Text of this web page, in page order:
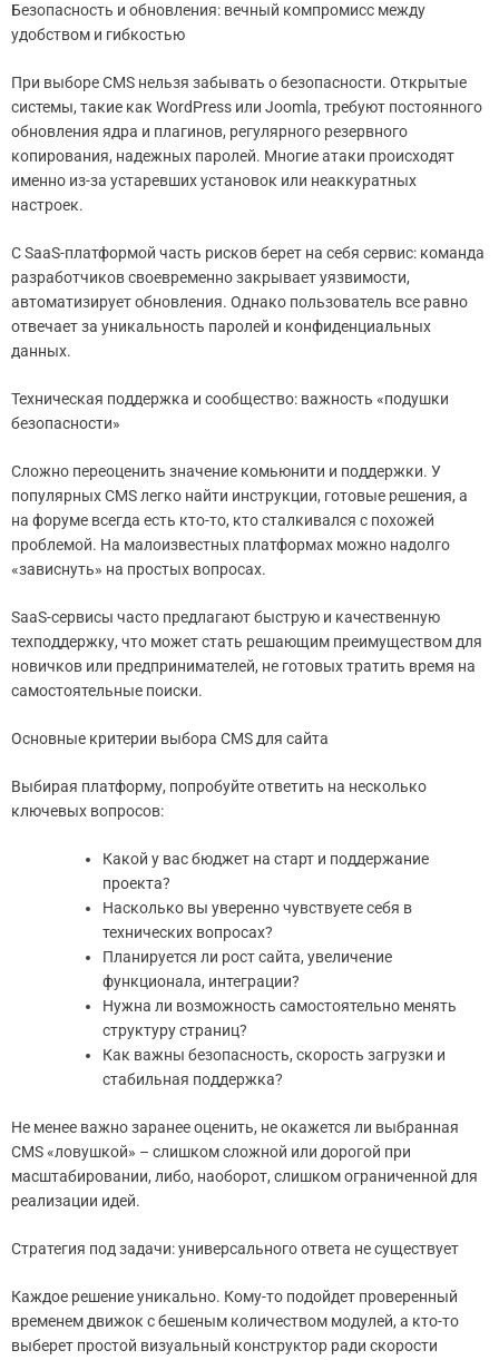
Безопасность и обновления: вечный компромисс между
удобством и гибкостью
При выборе CMS нельзя забывать о безопасности. Открытые
системы, такие как WordPress или Joomla, требуют постоянного
обновления ядра и плагинов, регулярного резервного
копирования, надежных паролей. Многие атаки происходят
именно из-за устаревших установок или неаккуратных
настроек.
С SaaS-платформой часть рисков берет на себя сервис: команда
разработчиков своевременно закрывает уязвимости,
автоматизирует обновления. Однако пользователь все равно
отвечает за уникальность паролей и конфиденциальных
данных.
Техническая поддержка и сообщество: важность «подушки
безопасности»
Сложно переоценить значение комьюнити и поддержки. У
популярных CMS легко найти инструкции, готовые решения, а
на форуме всегда есть кто-то, кто сталкивался с похожей
проблемой. На малоизвестных платформах можно надолго
«зависнуть» на простых вопросах.
SaaS-сервисы часто предлагают быструю и качественную
техподдержку, что может стать решающим преимуществом для
новичков или предпринимателей, не готовых тратить время на
самостоятельные поиски.
Основные критерии выбора CMS для сайта
Выбирая платформу, попробуйте ответить на несколько
ключевых вопросов:
Какой у вас бюджет на старт и поддержание
проекта?
Насколько вы уверенно чувствуете себя в
технических вопросах?
Планируется ли рост сайта, увеличение
функционала, интеграции?
Нужна ли возможность самостоятельно менять
структуру страниц?
Как важны безопасность, скорость загрузки и
стабильная поддержка?
Не менее важно заранее оценить, не окажется ли выбранная
CMS «ловушкой» – слишком сложной или дорогой при
масштабировании, либо, наоборот, слишком ограниченной для
реализации идей.
Стратегия под задачи: универсального ответа не существует
Каждое решение уникально. Кому-то подойдет проверенный
временем движок с бешеным количеством модулей, а кто-то
выберет простой визуальный конструктор ради скорости